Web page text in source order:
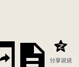
分享说说